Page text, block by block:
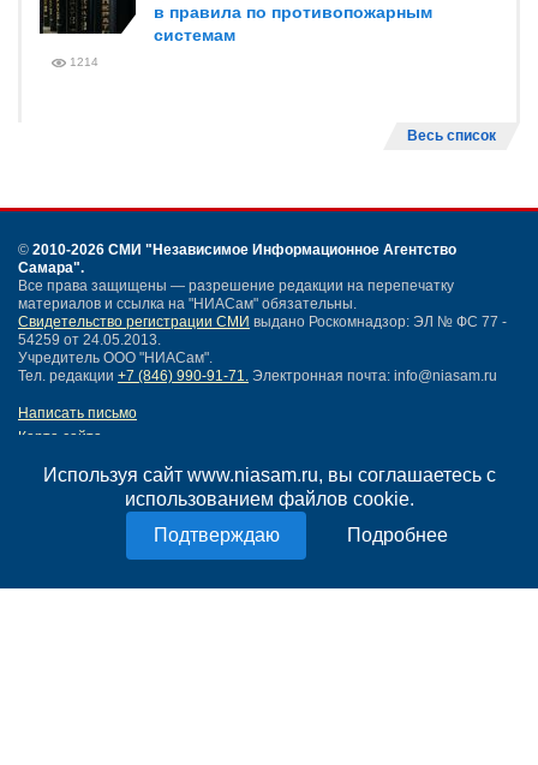
Используя сайт www.niasam.ru, вы соглашаетесь с
использованием файлов cookie.
Подробнее
в правила по противопожарным
системам
1214
Весь список
© 2010-2026 СМИ "Независимое Информационное Агентство
Самара".
Все права защищены — разрешение редакции на перепечатку
материалов и ссылка на "НИАСам" обязательны.
Свидетельство регистрации СМИ выдано Роскомнадзор: ЭЛ № ФС 77 -
54259 от 24.05.2013.
Учредитель ООО "НИАСам".
Тел. редакции +7 (846) 990-91-71. Электронная почта: info@niasam.ru
Написать письмо
Карта сайта
Политика конфиденциальности
Согласие на обработку персональных данных